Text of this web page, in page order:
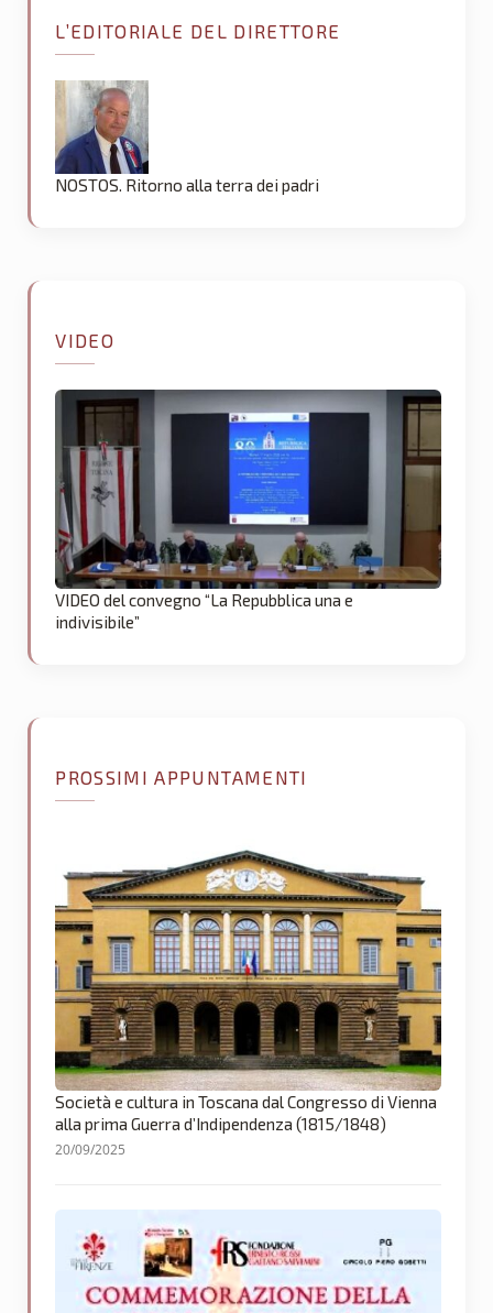
L’EDITORIALE DEL DIRETTORE
NOSTOS. Ritorno alla terra dei padri
VIDEO
VIDEO del convegno “La Repubblica una e
indivisibile”
PROSSIMI APPUNTAMENTI
Società e cultura in Toscana dal Congresso di Vienna
alla prima Guerra d’Indipendenza (1815/1848)
20/09/2025